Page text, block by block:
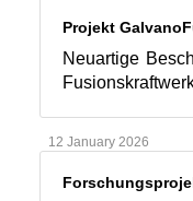
Projekt
Neuartige
12 January 2026